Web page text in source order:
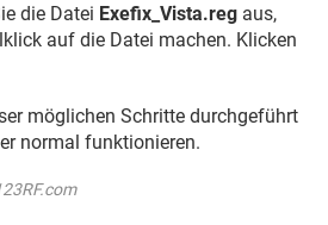
die Datei Exefix_Vista.reg aus,
auf die Datei machen. Klicken
möglichen Schritte durchgeführt
normal funktionieren.